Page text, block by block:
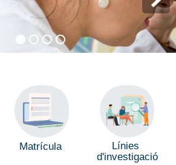
Matrícula
Línies
d'investigació